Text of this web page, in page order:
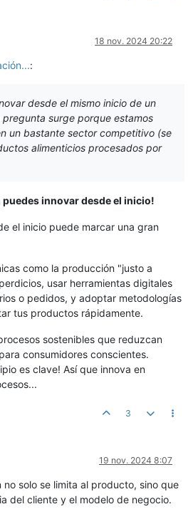
18 nov. 2024 20:22
:
desde el mismo inicio de un
pregunta surge porque estamos
un bastante sector competitivo (se
alimenticios procesados por
puedes innovar desde el inicio!
el inicio puede marcar una gran
como la producción "justo a
usar herramientas digitales
o pedidos, y adoptar metodologías
tus productos rápidamente.
sostenibles que reduzcan
consumidores conscientes.
es clave! Así que innova en
3
19 nov. 2024 8:07
no solo se limita al producto, sino que
del cliente y el modelo de negocio.